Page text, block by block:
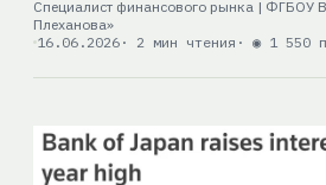
Специалист финансового рынка | ФГБОУ
Плеханова»
16.06.2026· 2 мин чтения · ◉ 1 550